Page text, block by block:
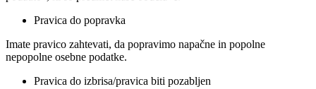
Pravica do popravka
Imate pravico zahtevati, da popravimo napačne in popolne
nepopolne osebne podatke.
Pravica do izbrisa/pravica biti pozabljen